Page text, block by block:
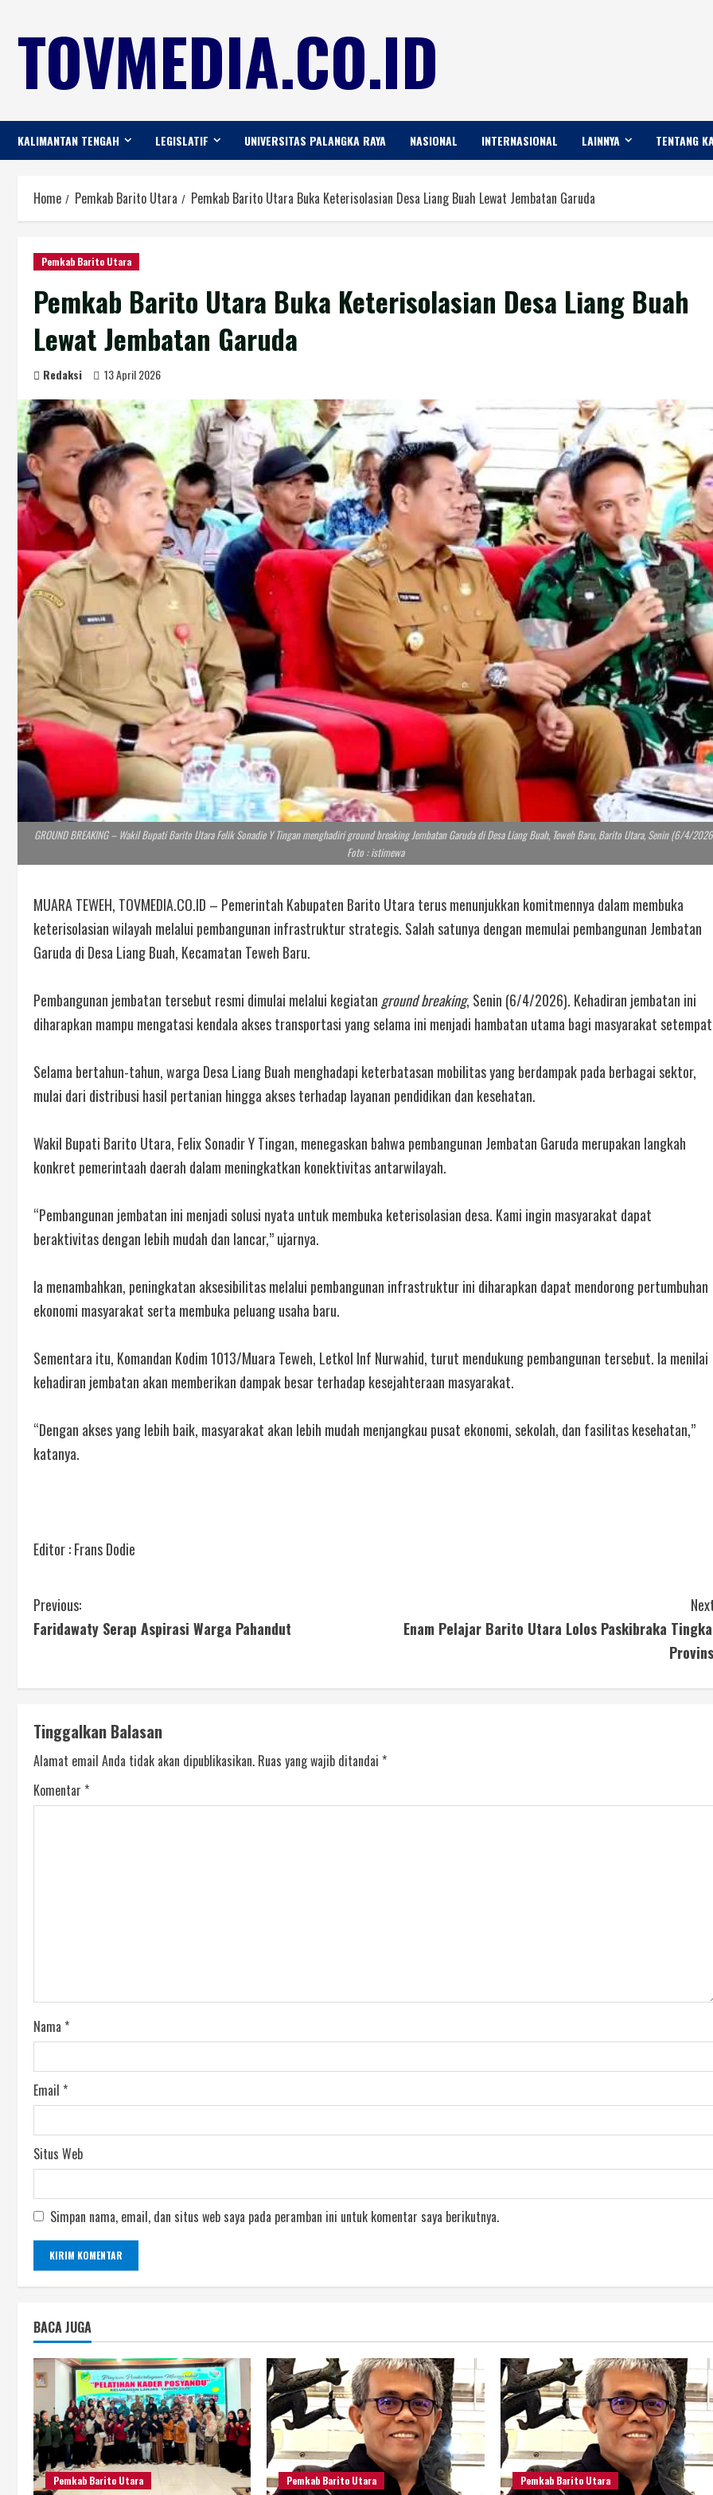
TOVMEDIA.CO.ID
KALIMANTAN TENGAH LEGISLATIF UNIVERSITAS PALANGKA RAYA NASIONAL INTERNASIONAL LAINNYA TENTANG
Home Pemkab Barito Utara Pemkab Barito Utara Buka Keterisolasian Desa Liang Buah Lewat Jembatan Garuda
Pemkab Barito Utara
Pemkab Barito Utara Buka Keterisolasian Desa Liang Buah
Lewat Jembatan Garuda
Redaksi 13 April 2026
GROUND BREAKING – Wakil Bupati Barito Utara Felik Sonadie Y Tingan menghadiri ground breaking Jembatan Garuda di Desa Liang Buah, Teweh Baru, Barito Utara, Senin (6/4/
Foto : istimewa
MUARA TEWEH, TOVMEDIA.CO.ID – Pemerintah Kabupaten Barito Utara terus menunjukkan komitmennya dalam membuka
keterisolasian wilayah melalui pembangunan infrastruktur strategis. Salah satunya dengan memulai pembangunan Jembatan
Garuda di Desa Liang Buah, Kecamatan Teweh Baru.
Pembangunan jembatan tersebut resmi dimulai melalui kegiatan ground breaking, Senin (6/4/2026). Kehadiran jembatan ini
diharapkan mampu mengatasi kendala akses transportasi yang selama ini menjadi hambatan utama bagi masyarakat
Selama bertahun-tahun, warga Desa Liang Buah menghadapi keterbatasan mobilitas yang berdampak pada berbagai sektor,
mulai dari distribusi hasil pertanian hingga akses terhadap layanan pendidikan dan kesehatan.
Wakil Bupati Barito Utara, Felix Sonadir Y Tingan, menegaskan bahwa pembangunan Jembatan Garuda merupakan langkah
konkret pemerintaah daerah dalam meningkatkan konektivitas antarwilayah.
“Pembangunan jembatan ini menjadi solusi nyata untuk membuka keterisolasian desa. Kami ingin masyarakat dapat
beraktivitas dengan lebih mudah dan lancar,” ujarnya.
Ia menambahkan, peningkatan aksesibilitas melalui pembangunan infrastruktur ini diharapkan dapat mendorong pertumbuhan
ekonomi masyarakat serta membuka peluang usaha baru.
Sementara itu, Komandan Kodim 1013/Muara Teweh, Letkol Inf Nurwahid, turut mendukung pembangunan tersebut. Ia menilai
kehadiran jembatan akan memberikan dampak besar terhadap kesejahteraan masyarakat.
“Dengan akses yang lebih baik, masyarakat akan lebih mudah menjangkau pusat ekonomi, sekolah, dan fasilitas kesehatan,”
katanya.
Editor : Frans Dodie
Previous:
Faridawaty Serap Aspirasi Warga Pahandut
Enam Pelajar Barito Utara Lolos Paskibraka
Tinggalkan Balasan
Alamat email Anda tidak akan dipublikasikan. Ruas yang wajib ditandai *
Komentar *
Nama *
Email *
Situs Web
Simpan nama, email, dan situs web saya pada peramban ini untuk komentar saya berikutnya.
BACA JUGA
Pemkab Barito Utara Pemkab Barito Utara Pemkab Barito Utara